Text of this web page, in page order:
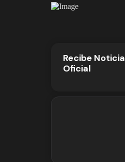
Recibe
Oficial